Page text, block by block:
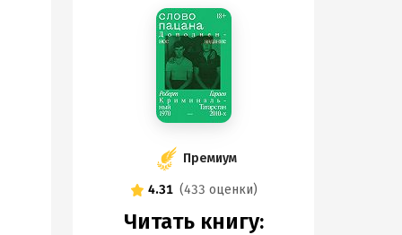
Премиум
4.31 (433 оценки)
Читать книгу: